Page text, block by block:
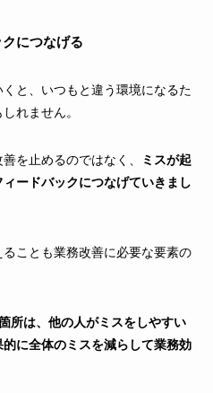
につなげる
と、いつもと違う環境になるた
れません。
を止めるのではなく、
ミスが起
ードバックにつなげていきまし
ことも業務改善に必要な要素の
所は、他の人がミスをしやすい
に全体のミスを減らして業務効